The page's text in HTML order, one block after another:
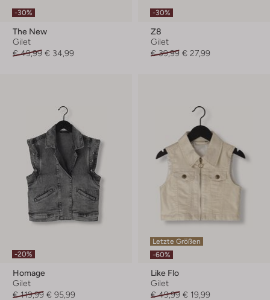
-30%
The New
Gilet
€ 49,99 € 34,99
-30%
Z8
Gilet
€ 39,99 € 27,99
-20%
Homage
Gilet
€ 119,99 € 95,99
Letzte Größen
-60%
Like Flo
Gilet
€ 49,99 € 19,99